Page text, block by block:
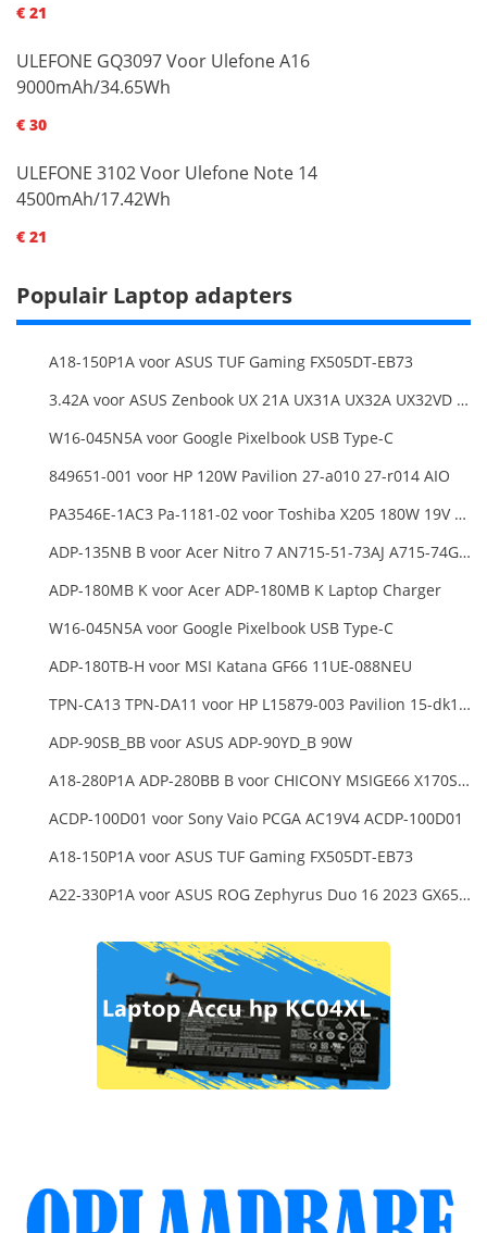
€ 21
ULEFONE GQ3097 Voor Ulefone A16
9000mAh/34.65Wh
€ 30
ULEFONE 3102 Voor Ulefone Note 14
4500mAh/17.42Wh
€ 21
Populair Laptop adapters
A18-150P1A voor ASUS TUF Gaming FX505DT-EB73
3.42A voor ASUS Zenbook UX 21A UX31A UX32A UX32VD Series Ultrabook Models
W16-045N5A voor Google Pixelbook USB Type-C
849651-001 voor HP 120W Pavilion 27-a010 27-r014 AIO
PA3546E-1AC3 Pa-1181-02 voor Toshiba X205 180W 19V 9.5A Laptop DC Charger Power Supply
ADP-135NB B voor Acer Nitro 7 AN715-51-73AJ A715-74G-52B0 Notebook
ADP-180MB K voor Acer ADP-180MB K Laptop Charger
W16-045N5A voor Google Pixelbook USB Type-C
ADP-180TB-H voor MSI Katana GF66 11UE-088NEU
TPN-CA13 TPN-DA11 voor HP L15879-003 Pavilion 15-dk1000
ADP-90SB_BB voor ASUS ADP-90YD_B 90W
A18-280P1A ADP-280BB B voor CHICONY MSIGE66 X170SMG, MSI GE66 GE76
ACDP-100D01 voor Sony Vaio PCGA AC19V4 ACDP-100D01
A18-150P1A voor ASUS TUF Gaming FX505DT-EB73
A22-330P1A voor ASUS ROG Zephyrus Duo 16 2023 GX650PY